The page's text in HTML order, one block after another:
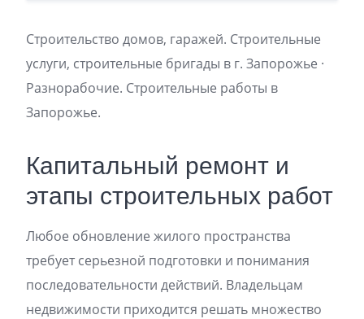
Строительство домов, гаражей. Строительные
услуги, строительные бригады в г. Запорожье ·
Разнорабочие. Строительные работы в
Запорожье.
Капитальный ремонт и
этапы строительных работ
Любое обновление жилого пространства
требует серьезной подготовки и понимания
последовательности действий. Владельцам
недвижимости приходится решать множество